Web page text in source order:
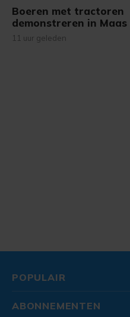
Boeren met tractoren
demonstreren in Maas
11 uur geleden
POPULAIR
ABONNEMENTEN